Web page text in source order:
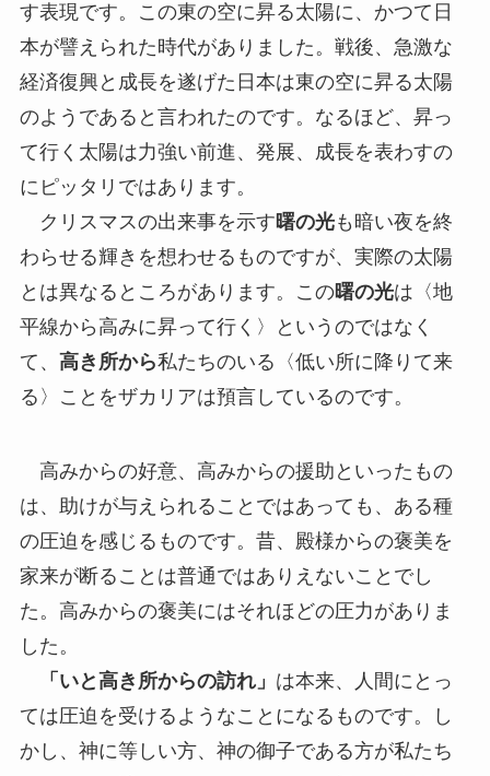
す表現です。この東の空に昇る太陽に、かつて日
本が譬えられた時代がありました。戦後、急激な
経済復興と成長を遂げた日本は東の空に昇る太陽
のようであると言われたのです。なるほど、昇っ
て行く太陽は力強い前進、発展、成長を表わすの
にピッタリではあります。
クリスマスの出来事を示す曙の光も暗い夜を終
わらせる輝きを想わせるものですが、実際の太陽
とは異なるところがあります。この曙の光は〈地
平線から高みに昇って行く〉というのではなく
て、 高き所から私たちのいる〈低い所に降りて来
る〉ことをザカリアは預言しているのです。
高みからの好意、高みからの援助といったもの
は、助けが与えられることではあっても、ある種
の圧迫を感じるものです。昔、殿様からの褒美を
家来が断ることは普通ではありえないことでし
た。高みからの褒美にはそれほどの圧力がありま
した。
「いと高き所からの訪れ」 は本来、人間にとっ
ては圧迫を受けるようなことになるものです。し
かし、神に等しい方、神の御子である方が私たち